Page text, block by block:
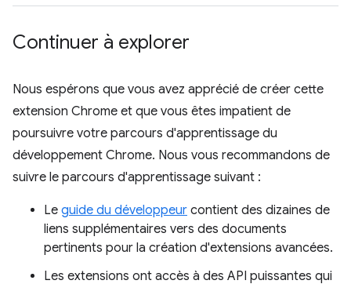
Continuer à explorer
Nous espérons que vous avez apprécié de créer cette
extension Chrome et que vous êtes impatient de
poursuivre votre parcours d'apprentissage du
développement Chrome. Nous vous recommandons de
suivre le parcours d'apprentissage suivant :
Le guide du développeur contient des dizaines de
liens supplémentaires vers des documents
pertinents pour la création d'extensions avancées.
Les extensions ont accès à des API puissantes qui